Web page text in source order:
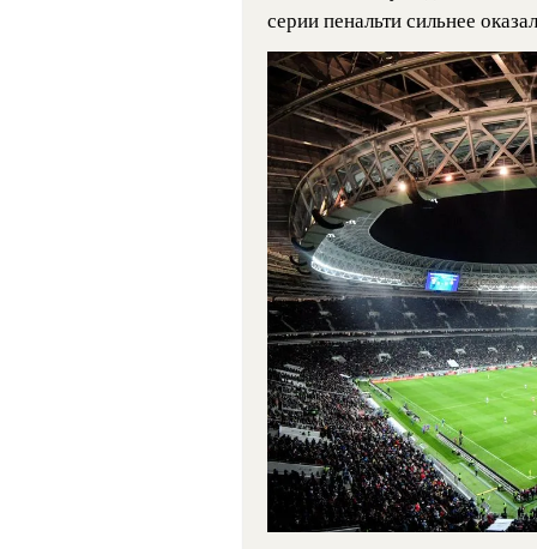
серии пенальти сильнее